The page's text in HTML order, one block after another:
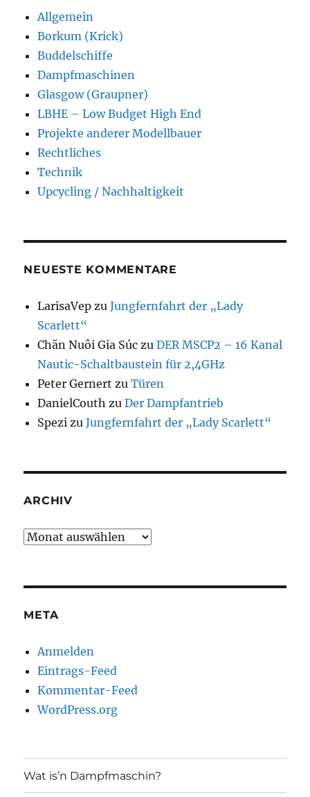
Allgemein
Borkum (Krick)
Buddelschiffe
Dampfmaschinen
Glasgow (Graupner)
LBHE – Low Budget High End
Projekte anderer Modellbauer
Rechtliches
Technik
Upcycling / Nachhaltigkeit
NEUESTE KOMMENTARE
LarisaVep zuJungfernfahrt der „Lady
Scarlett“
Chăn Nuôi Gia Súc zuDER MSCP2 – 16 Kanal
Nautic-Schaltbaustein für 2,4GHz
Peter Gernert zuTüren
DanielCouth zuDer Dampfantrieb
Spezi zuJungfernfahrt der „Lady Scarlett“
ARCHIV
Archiv
META
Anmelden
Eintrags-Feed
Kommentar-Feed
WordPress.org
Wat is’n Dampfmaschin?